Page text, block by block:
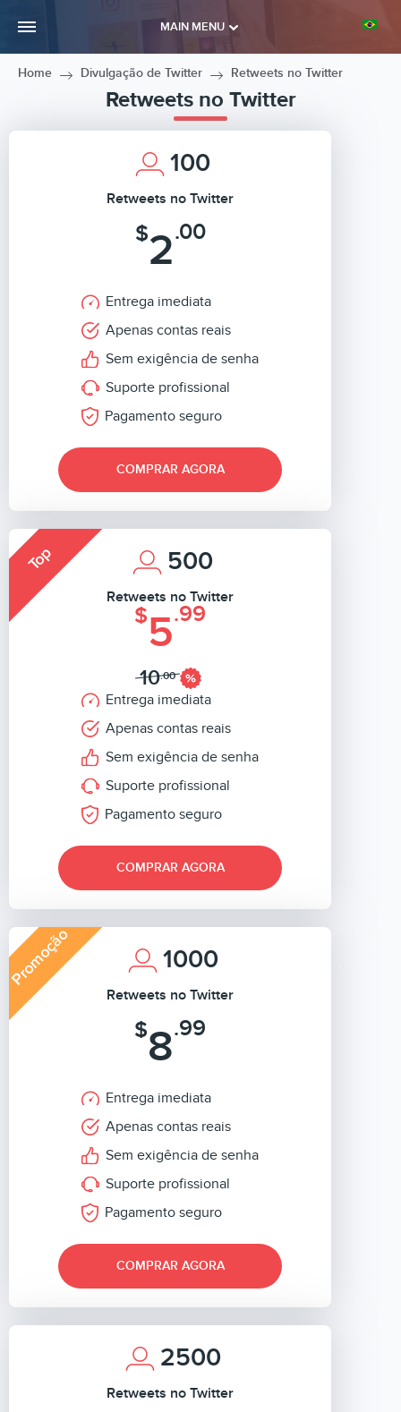
MAIN MENU
Home Divulgação de Twitter Retweets no Twitter
Retweets no Twitter
100
Retweets no Twitter
$2.00
Entrega imediata
Apenas contas reais
Sem exigência de senha
Suporte profissional
Pagamento seguro
COMPRAR AGORA
Top 500
Retweets no Twitter
$5.99
10.00
Entrega imediata
Apenas contas reais
Sem exigência de senha
Suporte profissional
Pagamento seguro
COMPRAR AGORA
Promoção 1000
Retweets no Twitter
$8.99
Entrega imediata
Apenas contas reais
Sem exigência de senha
Suporte profissional
Pagamento seguro
COMPRAR AGORA
2500
Retweets no Twitter